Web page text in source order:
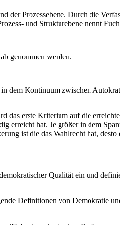
Prozessebene. Durch die
und Strukturebene nennt
genommen werden.
dem Kontinuum zwischen
erste Kriterium auf die
erreicht hat. Je größer in dem
ist die das Wahlrecht hat, desto
Qualität ein und
Definitionen von Demokratie